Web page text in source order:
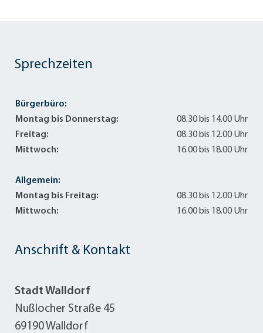
Anschrift & Kontakt
Stadt Walldorf
Nußlocher Straße 45
69190 Walldorf
Sprechzeiten
Bürgerbüro:
Montag bis Donnerstag:
08.30 bis 14.00 Uhr
Freitag:
08.30 bis 12.00 Uhr
Mittwoch:
16.00 bis 18.00 Uhr
Allgemein:
Montag bis Freitag:
08.30 bis 12.00 Uhr
Mittwoch:
16.00 bis 18.00 Uhr